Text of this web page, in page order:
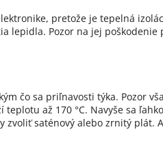
pretože je tepelná
lepidla. Pozor na jej
čo sa priľnavosti týka. Pozor
až 170 °C. Navyše sa
saténový alebo zrnitý plát.